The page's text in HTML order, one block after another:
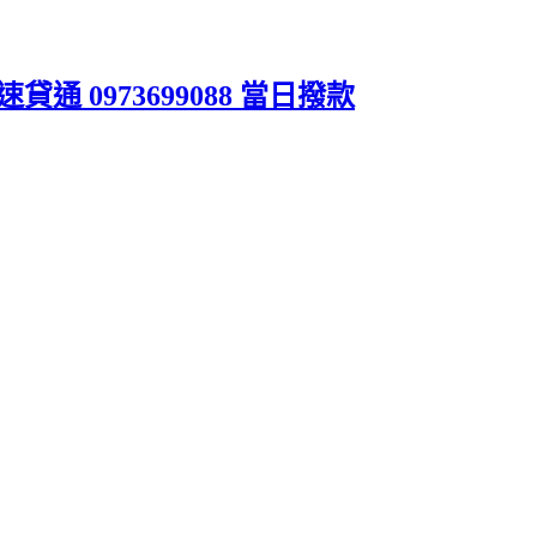
貸通 0973699088 當日撥款